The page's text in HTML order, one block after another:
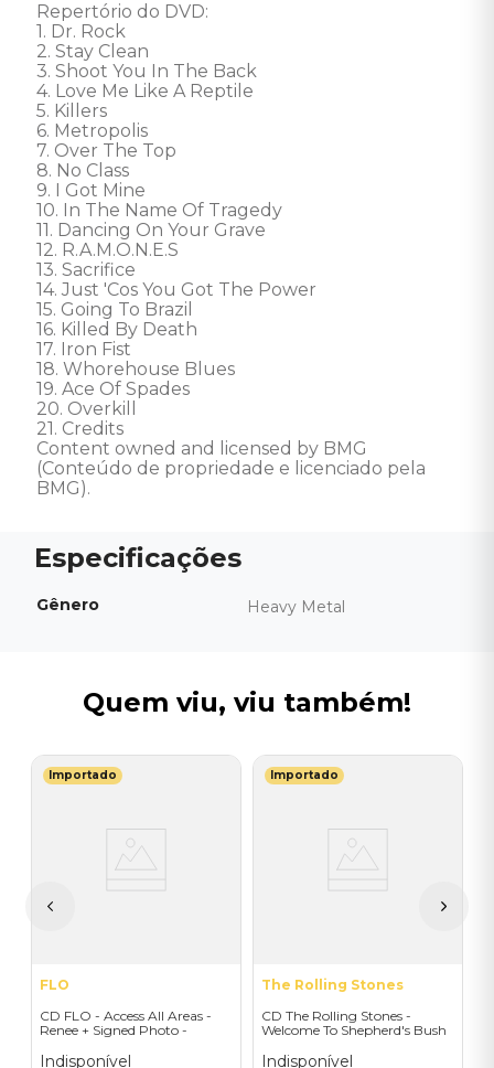
Repertório do DVD:
1. Dr. Rock
2. Stay Clean
3. Shoot You In The Back
4. Love Me Like A Reptile
5. Killers
6. Metropolis
7. Over The Top
8. No Class
9. I Got Mine
10. In The Name Of Tragedy
11. Dancing On Your Grave
12. R.A.M.O.N.E.S
13. Sacrifice
14. Just 'Cos You Got The Power
15. Going To Brazil
16. Killed By Death
17. Iron Fist
18. Whorehouse Blues
19. Ace Of Spades
20. Overkill
21. Credits
Content owned and licensed by BMG
(Conteúdo de propriedade e licenciado pela
BMG).
Gênero Heavy Metal
Quem viu, viu também!
Importado
FLO
CD FLO - Access All Areas -
Renee + Signed Photo -
Indisponível
Importado
The Rolling Stones
CD The Rolling Stones -
Welcome To Shepherd's Bush
Indisponível